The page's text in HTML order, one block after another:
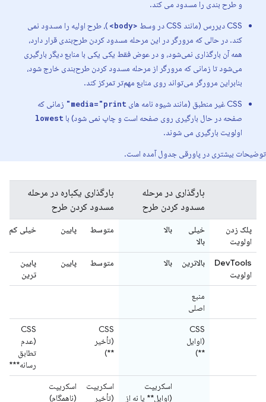
و طرح بندی را مسدود می کند.
CSS دیررس (مانند CSS در وسط
<body>
)، طرح اولیه را مسدود نمی
کند. در حالی که مرورگر در این مرحله مسدود کردن طرح‌بندی قرار دارد،
همه آن بارگذاری نمی‌شود، و در عوض فقط یکی یکی با منابع دیگر بارگیری
می‌شود تا زمانی که مرورگر از مرحله مسدود کردن طرح‌بندی خارج شود،
بنابراین مرورگر می‌تواند روی منابع مهم‌تر تمرکز کند.
CSS غیر منطبق (مانند شیوه نامه های
media="print"
زمانی که
صفحه در حال بارگیری روی صفحه است و چاپ نمی شود) با lowest
اولویت بارگیری می شوند.
توضیحات بیشتری در پاورقی جدول آمده است.
بارگذاری در مرحله
مسدود کردن طرح
بارگذاری یکباره در مرحله
مسدود کردن طرح
پلک زدن
اولویت
خیلی
بالا
بالا متوسط پایین خیلی کم
DevTools
اولویت
بالاترین بالا متوسط پایین
پایین
ترین
منبع
اصلی
CSS
(اوایل
**)
CSS
(تأخیر
**)
CSS
(عدم
تطابق
رسانه***)
اسکریپت
(اوایل** یا نه از
اسکریپت
(تأخیر
اسکریپت
(ناهمگام)